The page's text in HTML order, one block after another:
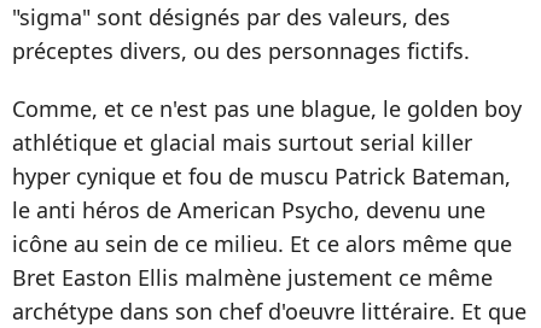
"sigma" sont désignés par des valeurs, des
préceptes divers, ou des personnages fictifs.
Comme, et ce n'est pas une blague, le golden boy
athlétique et glacial mais surtout serial killer
hyper cynique et fou de muscu Patrick Bateman,
le anti héros de American Psycho, devenu une
icône au sein de ce milieu. Et ce alors même que
Bret Easton Ellis malmène justement ce même
archétype dans son chef d'oeuvre littéraire. Et que